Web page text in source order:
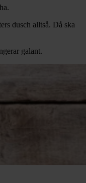
dusch alltså. Då ska
galant.